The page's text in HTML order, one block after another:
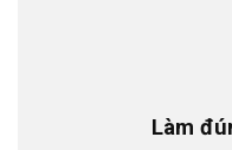
Làm